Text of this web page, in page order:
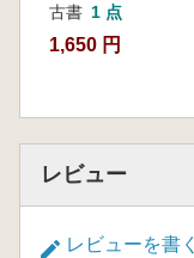
古書 1 点
1,650 円
レビュー
レビューを書く